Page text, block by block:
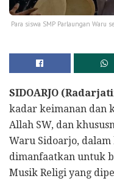
Para siswa SMP Parlaungan Waru
SIDOARJO
kadar keimanan dan
Allah SW, dan
Waru Sidoarjo, dalam
dimanfaatkan untuk
Musik Religi yang